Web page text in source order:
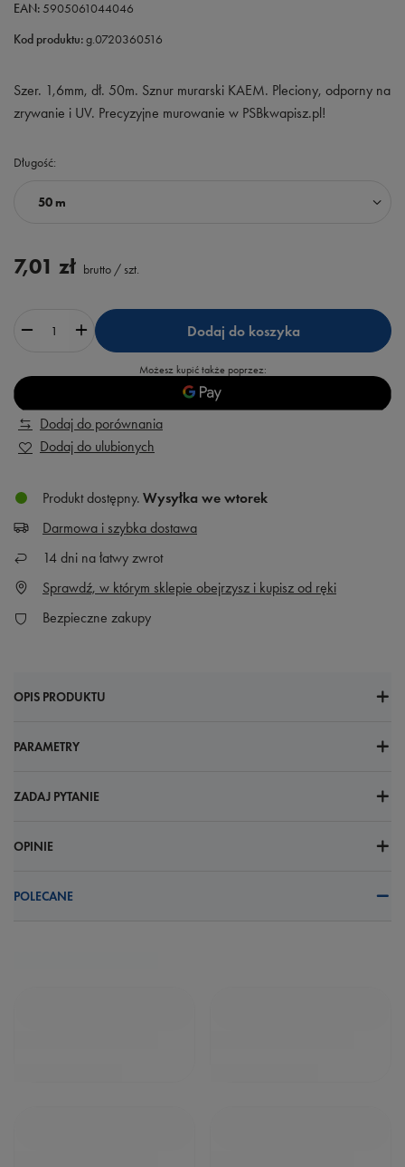
EAN:5905061044046
Kod produktu:g.0720360516
Szer. 1,6mm, dł. 50m. Sznur murarski KAEM. Pleciony, odporny na
zrywanie i UV. Precyzyjne murowanie w PSBkwapisz.pl!
Długość
50 m
7,01 zł brutto / szt.
Dodaj do koszyka
Możesz kupić także poprzez:
Dodaj do porównania
Dodaj do ulubionych
Produkt dostępny Wysyłka we wtorek
Darmowa i szybka dostawa
14 dni na łatwy zwrot
Sprawdź, w którym sklepie obejrzysz i kupisz od ręki
Bezpieczne zakupy
OPIS PRODUKTU
PARAMETRY
ZADAJ PYTANIE
OPINIE
POLECANE